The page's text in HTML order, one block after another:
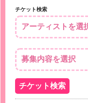
チケット検索